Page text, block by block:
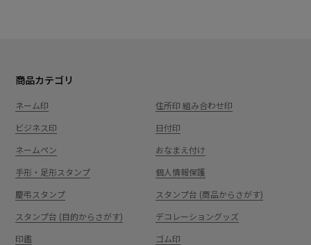
商品カテゴリ
ネーム印
住所印 組み合わせ印
ビジネス印
日付印
ネームペン
おなまえ付け
手形・足形スタンプ
個人情報保護
慶弔スタンプ
スタンプ台 (商品からさがす)
スタンプ台 (目的からさがす)
デコレーショングッズ
印鑑
ゴム印